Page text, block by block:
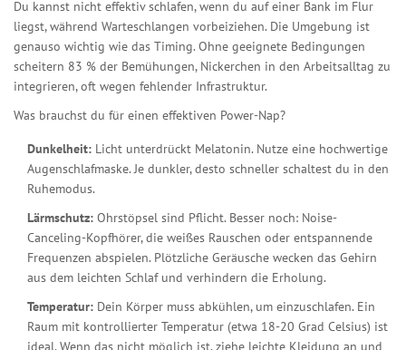
Du kannst nicht effektiv schlafen, wenn du auf einer Bank im Flur
liegst, während Warteschlangen vorbeiziehen. Die Umgebung ist
genauso wichtig wie das Timing. Ohne geeignete Bedingungen
scheitern 83 % der Bemühungen, Nickerchen in den Arbeitsalltag zu
integrieren, oft wegen fehlender Infrastruktur.
Was brauchst du für einen effektiven Power-Nap?
Dunkelheit: Licht unterdrückt Melatonin. Nutze eine hochwertige
Augenschlafmaske. Je dunkler, desto schneller schaltest du in den
Ruhemodus.
Lärmschutz: Ohrstöpsel sind Pflicht. Besser noch: Noise-
Canceling-Kopfhörer, die weißes Rauschen oder entspannende
Frequenzen abspielen. Plötzliche Geräusche wecken das Gehirn
aus dem leichten Schlaf und verhindern die Erholung.
Temperatur: Dein Körper muss abkühlen, um einzuschlafen. Ein
Raum mit kontrollierter Temperatur (etwa 18-20 Grad Celsius) ist
ideal. Wenn das nicht möglich ist, ziehe leichte Kleidung an und